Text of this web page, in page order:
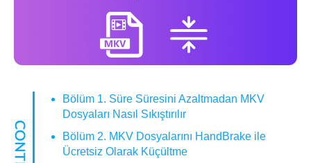
Bölüm 1. Süre Süresini Azaltmadan MKV
Dosyaları Nasıl Sıkıştırılır
Bölüm 2. MKV Dosyalarını HandBrake ile
Ücretsiz Olarak Küçültme